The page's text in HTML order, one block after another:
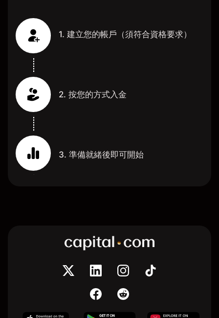
1. 建立您的帳戶（須符合資格要求）
2. 按您的方式入金
3. 準備就緒後即可開始